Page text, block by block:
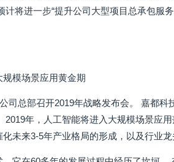
将进一步“提升公司大型项目总承包服
模场景应用黄金期
司总部召开2019年战略发布会。 嘉都
年，人工智能将进入大规模场景应
未来3-5年产业格局的形成，以及行业龙